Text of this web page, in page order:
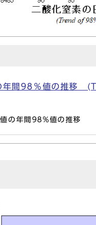
の年間98％値の推
の年間98%値の推移